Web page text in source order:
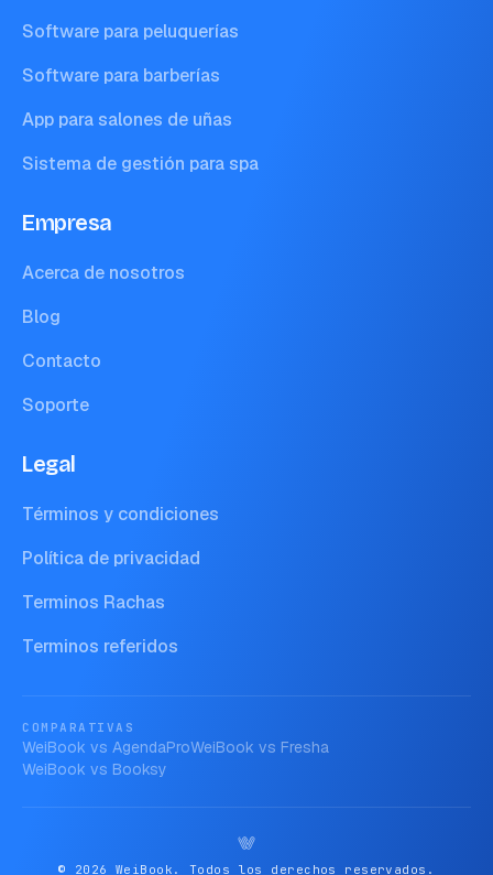
Software para peluquerías
Software para barberías
App para salones de uñas
Sistema de gestión para spa
Empresa
Acerca de nosotros
Blog
Contacto
Soporte
Legal
Términos y condiciones
Política de privacidad
Terminos Rachas
Terminos referidos
COMPARATIVAS
WeiBook vs AgendaProWeiBook vs Fresha
WeiBook vs Booksy
© 2026 WeiBook. Todos los derechos reservados.